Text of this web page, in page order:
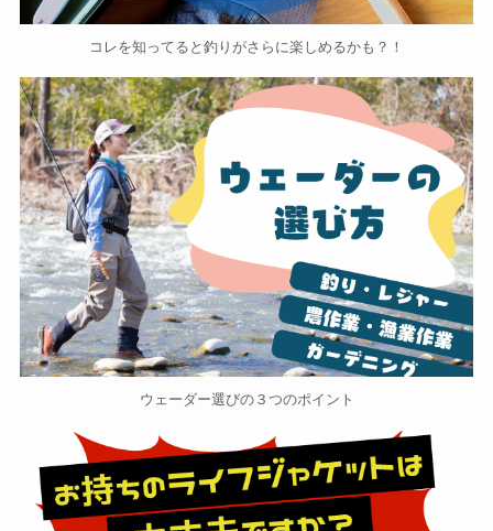
コレを知ってると釣りがさらに楽しめるかも？！
ウェーダー選びの３つのポイント